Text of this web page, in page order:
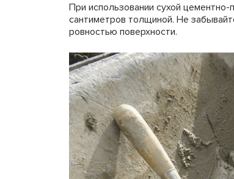
При использовании сухой
сантиметров толщиной. Не
ровностью поверхности.